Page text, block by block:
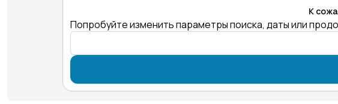
К
Попробуйте изменить параметры поиска, даты или